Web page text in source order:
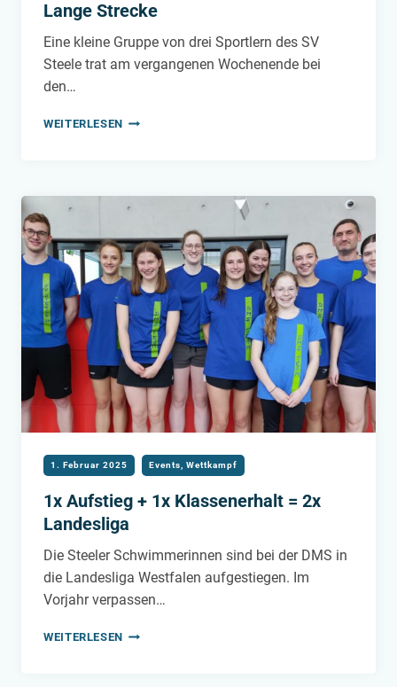
Lange Strecke
Eine kleine Gruppe von drei Sportlern des SV
Steele trat am vergangenen Wochenende bei
den…
WEITERLESEN BEZIRKSJAHRGANGSMEISTERSCHAFTEN
1x Aufstieg + 1x Klassenerhalt = 2x
Landesliga
1. Februar 2025 Events Wettkampf
Die Steeler Schwimmerinnen sind bei der DMS in
die Landesliga Westfalen aufgestiegen. Im
Vorjahr verpassen…
WEITERLESEN 1X